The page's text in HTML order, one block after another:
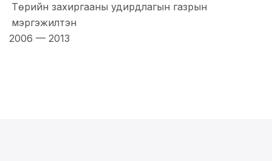
Төрийн захиргааны удирдлагын газрын
мэргэжилтэн
2006 — 2013